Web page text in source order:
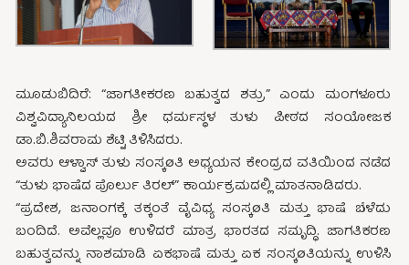
ಮೂಡುಬಿದಿರೆ: “ಜಾಗತೀಕರಣ ಬಹುತ್ವದ ಶತ್ರು” ಎಂದು ಮಂಗಳೂರು
ವಿಶ್ವವಿದ್ಯಾನಿಲಯದ ಶ್ರೀ ಧರ್ಮಸ್ಥಳ ತುಳು ಪೀಠದ ಸಂಯೋಜಕ
ಡಾ.ಬಿ.ಶಿವರಾಮ ಶೆಟ್ಟಿ ತಿಳಿಸಿದರು.
ಅವರು ಆಳ್ವಾಸ್ ತುಳು ಸಂಸ್ಕøತಿ ಅಧ್ಯಯನ ಕೇಂದ್ರದ ವತಿಯಿಂದ ನಡೆದ
“ತುಳು ಭಾಷೆದ ಪೊರ್ಲು ತಿರಲ್” ಕಾರ್ಯಕ್ರಮದಲ್ಲಿ ಮಾತನಾಡಿದರು.
“ಪ್ರದೇಶ, ಜನಾಂಗಕ್ಕೆ ತಕ್ಕಂತೆ ವೈವಿಧ್ಯ ಸಂಸ್ಕøತಿ ಮತ್ತು ಭಾಷೆ ಬೆಳೆದು
ಬಂದಿದೆ. ಅವೆಲ್ಲವೂ ಉಳಿದರೆ ಮಾತ್ರ ಭಾರತದ ಸಮೃದ್ಧಿ. ಜಾಗತಿಕರಣ
ಬಹುತ್ವವನ್ನು ನಾಶಮಾಡಿ ಏಕಭಾಷೆ ಮತ್ತು ಏಕ ಸಂಸ್ಕøತಿಯನ್ನು ಉಳಿಸಿ